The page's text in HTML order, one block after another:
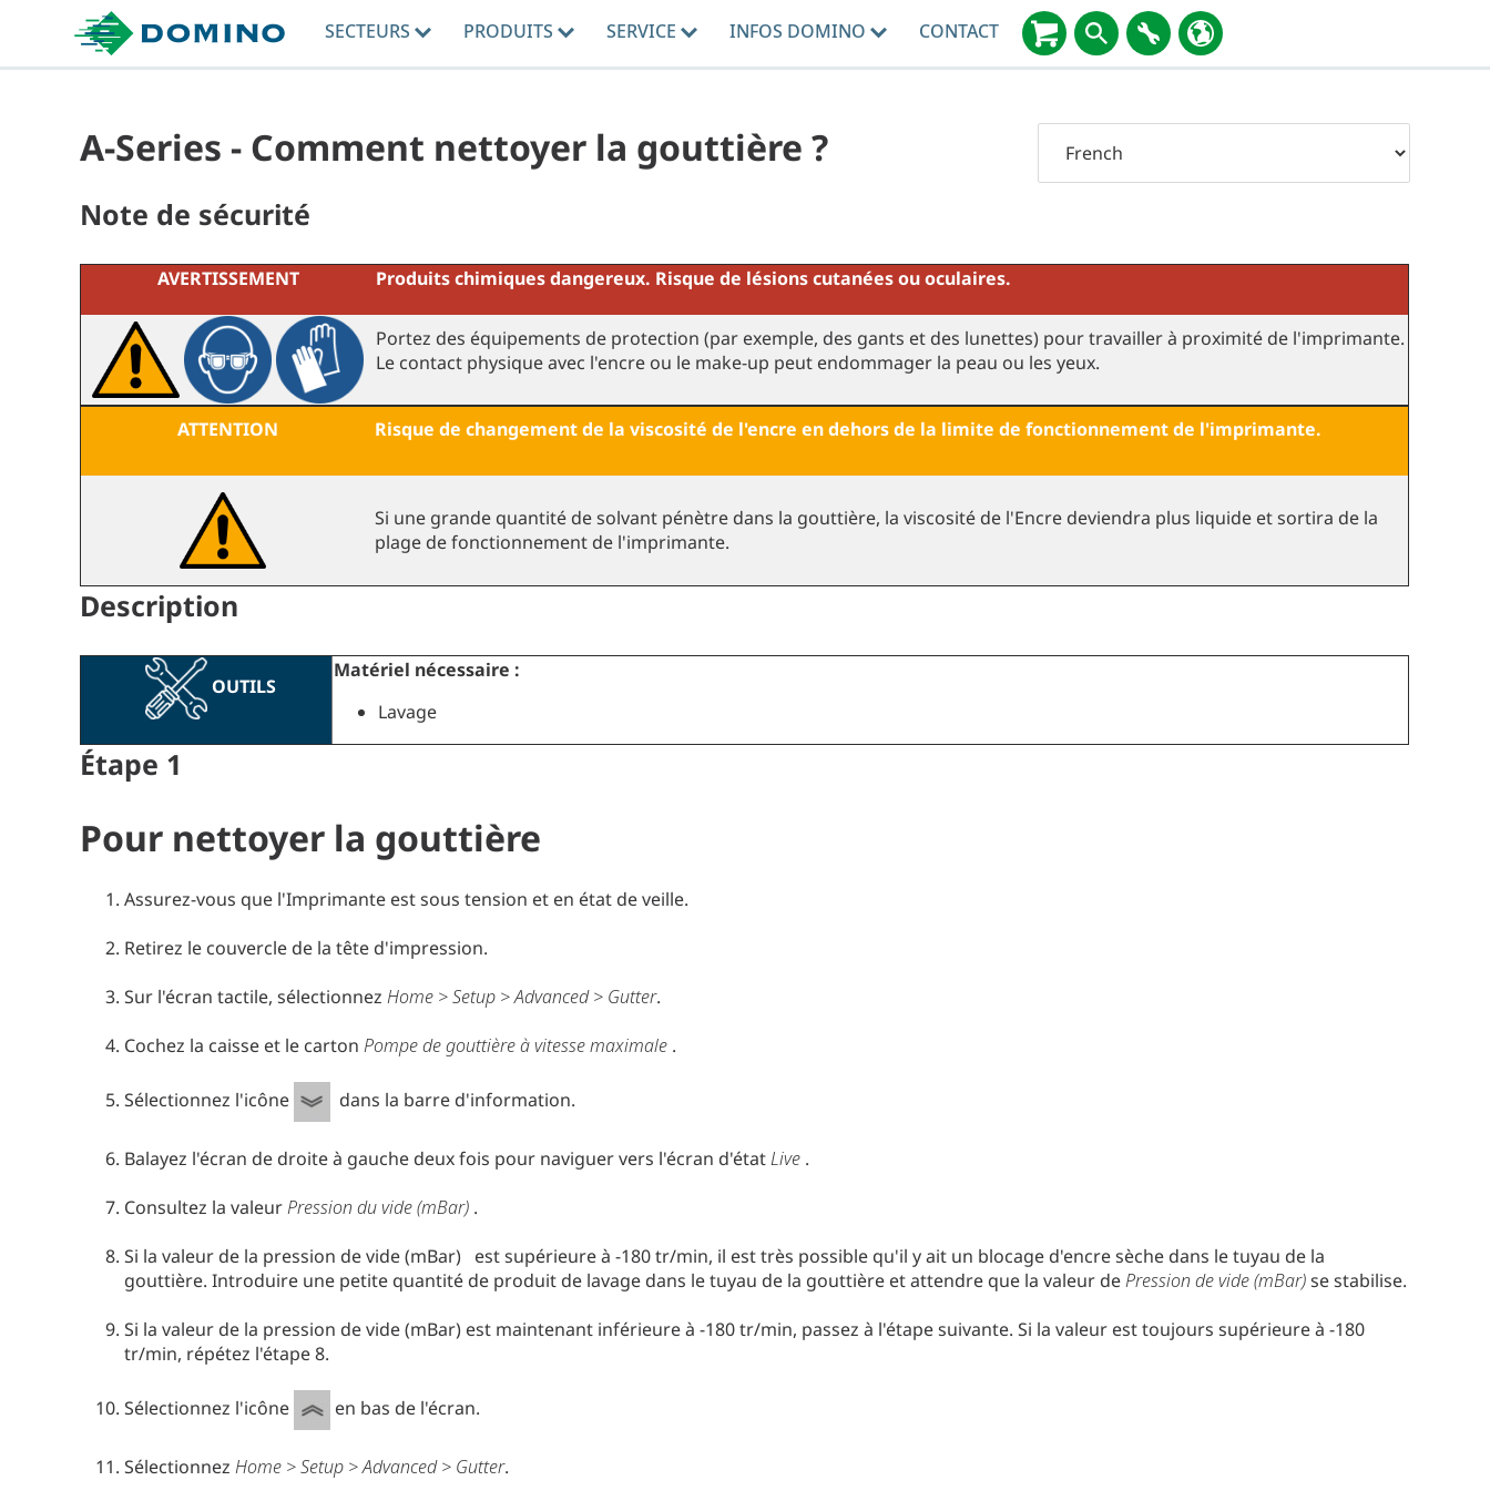
SECTEURS PRODUITS SERVICE INFOS DOMINO CONTACT
A-Series - Comment nettoyer la gouttière ?
Note de sécurité
AVERTISSEMENT Produits chimiques dangereux. Risque de lésions cutanées ou oculaires.
Portez des équipements de protection (par exemple, des gants et des lunettes) pour travailler à proximité de l'imprimante.
Le contact physique avec l'encre ou le make-up peut endommager la peau ou les yeux.
ATTENTION Risque de changement de la viscosité de l'encre en dehors de la limite de fonctionnement de l'imprimante.
Si une grande quantité de solvant pénètre dans la gouttière, la viscosité de l'Encre deviendra plus liquide et sortira de la
plage de fonctionnement de l'imprimante.
Description
OUTILS
Matériel nécessaire :
Lavage
Étape 1
Pour nettoyer la gouttière
Assurez-vous que l'Imprimante est sous tension et en état de veille.
Retirez le couvercle de la tête d'impression.
Sur l'écran tactile, sélectionnez Home > Setup > Advanced > Gutter.
Cochez la caisse et le carton Pompe de gouttière à vitesse maximale .
Sélectionnez l'icône dans la barre d'information.
Balayez l'écran de droite à gauche deux fois pour naviguer vers l'écran d'étatLive .
Consultez la valeurPression du vide (mBar) .
Si la valeur de la pression de vide (mBar) est supérieure à -180 tr/min, il est très possible qu'il y ait un blocage d'encre sèche dans le tuyau de la
gouttière. Introduire une petite quantité de produit de lavage dans le tuyau de la gouttière et attendre que la valeur dePression de vide (mBar)se stabilise.
Si la valeur de la pression de vide (mBar) est maintenant inférieure à -180 tr/min, passez à l'étape suivante. Si la valeur est toujours supérieure à -180
tr/min, répétez l'étape 8.
Sélectionnez l'icône en bas de l'écran.
Sélectionnez Home > Setup > Advanced > Gutter.